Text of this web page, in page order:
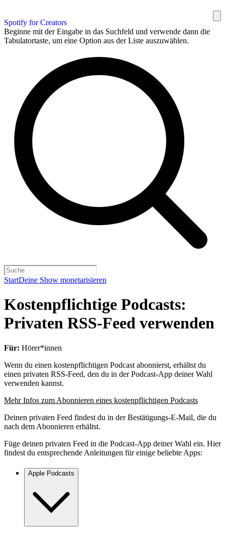
Spotify for Creators
Beginne mit der Eingabe in das Suchfeld und verwende dann die
Tabulatortaste, um eine Option aus der Liste auszuwählen.
StartDeine Show monetarisieren
Kostenpflichtige Podcasts:
Privaten RSS-Feed verwenden
Für: Hörer*innen
Wenn du einen kostenpflichtigen Podcast abonnierst, erhältst du
einen privaten RSS-Feed, den du in der Podcast-App deiner Wahl
verwenden kannst.
Mehr Infos zum Abonnieren eines kostenpflichtigen Podcasts
Deinen privaten Feed findest du in der Bestätigungs-E-Mail, die du
nach dem Abonnieren erhältst.
Füge deinen privaten Feed in die Podcast-App deiner Wahl ein. Hier
findest du entsprechende Anleitungen für einige beliebte Apps:
Apple Podcasts